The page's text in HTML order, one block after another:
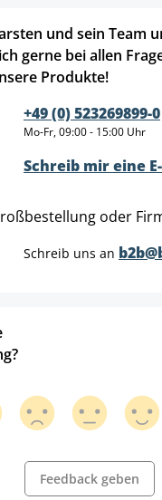
und sein Team
gerne bei allen
Produkte!
+49 (0) 523269899-0
Mo-Fr, 09:00 - 15:00 Uhr
Schreib mir eine
oder
Schreib uns an
Feedback geben